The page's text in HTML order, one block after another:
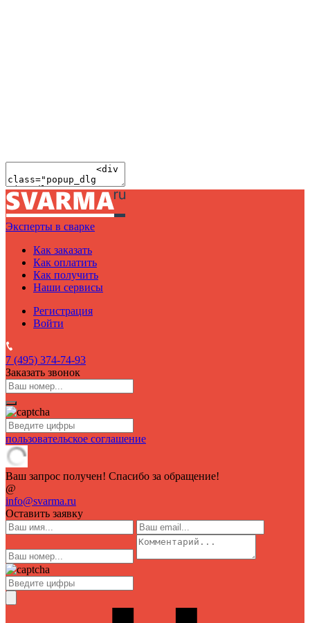
Эксперты в сварке
Как заказать
Как оплатить
Как получить
Наши сервисы
Регистрация
Войти
7 (495) 374-74-93
Заказать звонок
пользовательское соглашение
Ваш запрос получен! Спасибо за обращение!
@
info@svarma.ru
Оставить заявку